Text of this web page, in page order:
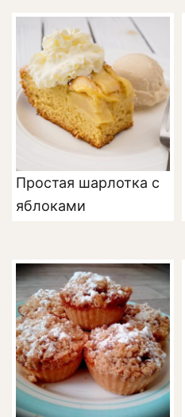
Простая шарлотка с
яблоками